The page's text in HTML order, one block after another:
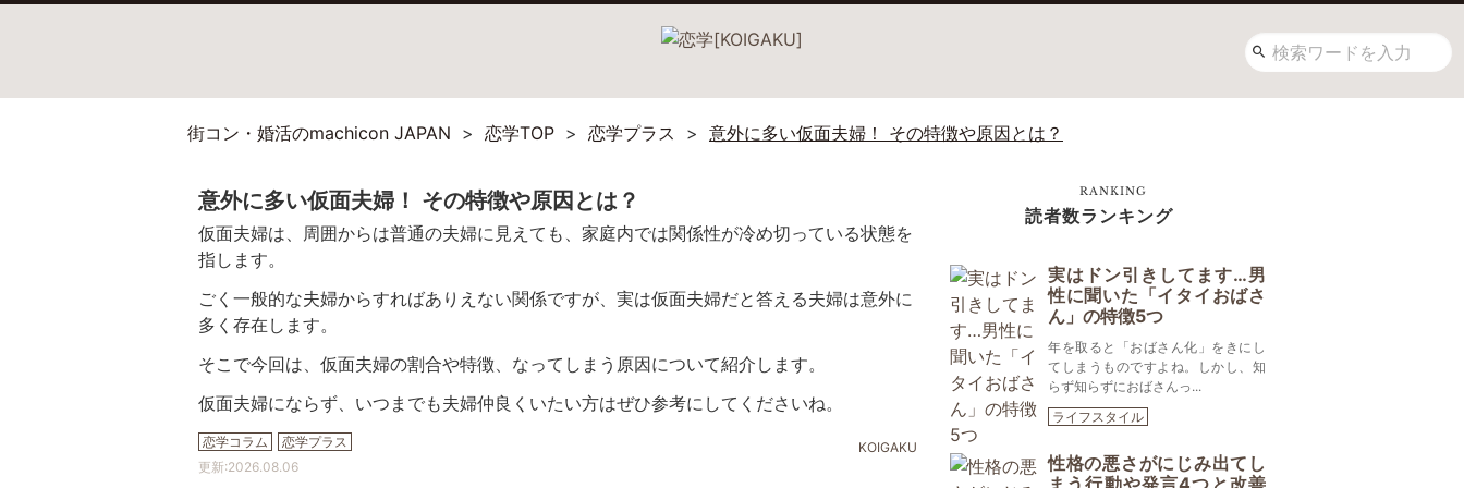
街コン・婚活のmachicon JAPAN 恋学TOP 恋学プラス 意外に多い仮面夫婦！ その特徴や原因とは？
意外に多い仮面夫婦！ その特徴や原因とは？
仮面夫婦は、周囲からは普通の夫婦に見えても、家庭内では関係性が冷め切っている状態を
指します。
ごく一般的な夫婦からすればありえない関係ですが、実は仮面夫婦だと答える夫婦は意外に
多く存在します。
そこで今回は、仮面夫婦の割合や特徴、なってしまう原因について紹介します。
仮面夫婦にならず、いつまでも夫婦仲良くいたい方はぜひ参考にしてくださいね。
恋学コラム 恋学プラス
KOIGAKU
更新:2026.08.06
RANKING
読者数ランキング
実はドン引きしてます…男
性に聞いた「イタイおばさ
ん」の特徴5つ
年を取ると「おばさん化」をきにし
てしまうものですよね。しかし、知
らず知らずにおばさんっ...
ライフスタイル
性格の悪さがにじみ出てし
まう行動や発言4つと改善